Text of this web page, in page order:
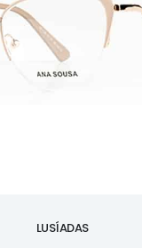
LUSÍADAS